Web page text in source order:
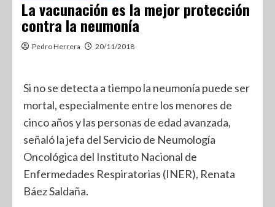
La vacunación es la mejor protección
contra la neumonía
Pedro Herrera 20/11/2018
Si no se detecta a tiempo la neumonía puede ser
mortal, especialmente entre los menores de
cinco años y las personas de edad avanzada,
señaló la jefa del Servicio de Neumología
Oncológica del Instituto Nacional de
Enfermedades Respiratorias (INER), Renata
Báez Saldaña.